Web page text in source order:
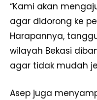
“Kami akan
agar didorong ke
Harapannya,
wilayah Bekasi
agar tidak mudah
Asep juga